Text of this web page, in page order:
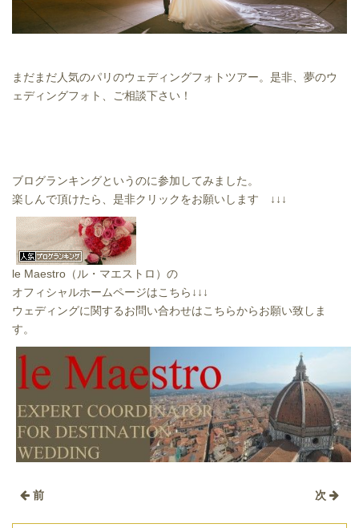
まだまだ人気のパリのウェディングフォトツアー。是非、夢のウ
ェディングフォト、ご相談下さい！
ブログランキングというのに参加してみました。
楽しんで頂けたら、是非クリックをお願いします ↓↓↓
le Maestro（ル・マエストロ）の
オフィシャルホームページはこちら↓↓↓
ウェディングに関するお問い合わせはこちらからお願い致しま
す。
前 次